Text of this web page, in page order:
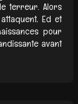
terreur. Alors
Ed et
pour
avant